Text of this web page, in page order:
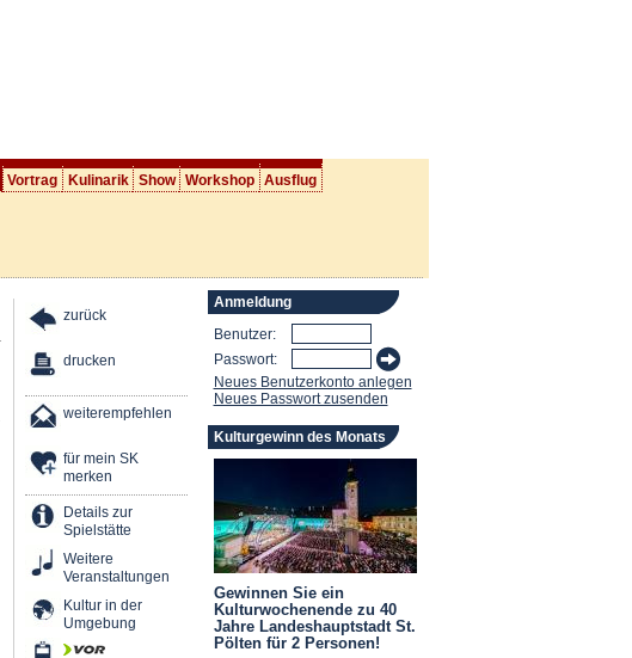
Vortrag Kulinarik Show Workshop Ausflug
zurück
drucken
weiterempfehlen
für mein SK
merken
Details zur
Spielstätte
Weitere
Veranstaltungen
Kultur in der
Umgebung
Anmeldung
Benutzer:
Passwort:
Neues Benutzerkonto anlegen
Neues Passwort zusenden
Kulturgewinn des Monats
Gewinnen Sie ein
Kulturwochenende zu 40
Jahre Landeshauptstadt St.
Pölten für 2 Personen!